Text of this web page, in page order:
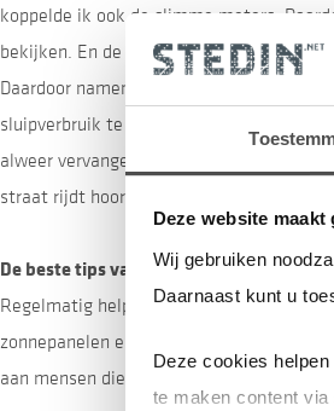
Deze website
Wij gebruiken
Daarnaast kunt u
Deze cookies
te maken content
koppelde ik ook de slimme meters.
bekijken. En de schermen van de
Daardoor namen we nog meer
sluipverbruik te voorkomen. Sinds
alweer vervangen door HR++
straat rijdt hoor je dan niet meer, lekker
De beste tips van Pleun
Regelmatig help ik buren en vrienden
zonnepanelen en een boiler die het
aan mensen die met energiebesparing